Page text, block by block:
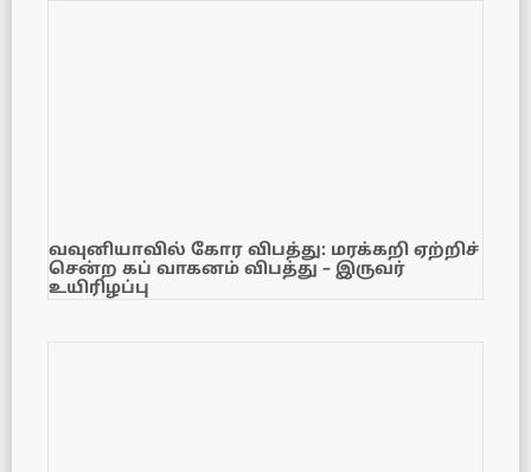
வவுனியாவில் கோர விபத்து: மரக்கறி ஏற்றிச்
சென்ற கப் வாகனம் விபத்து – இருவர்
உயிரிழப்பு